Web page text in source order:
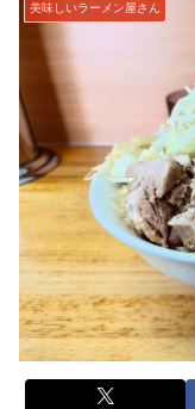
美味しいラーメン屋さん